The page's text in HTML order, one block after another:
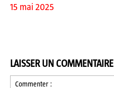
15 mai 2025
LAISSER UN COMMENTAIRE